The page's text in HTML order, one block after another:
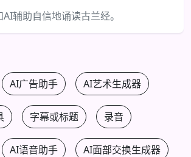
辅助自信地诵读古兰经。
AI广告助手 AI艺术生成器
字幕或标题 录音
AI语音助手 AI面部交换生成器